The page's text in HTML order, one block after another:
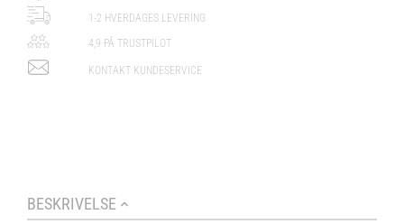
1-2 HVERDAGES LEVERING
4,9 PÅ TRUSTPILOT
KONTAKT KUNDESERVICE
BESKRIVELSE